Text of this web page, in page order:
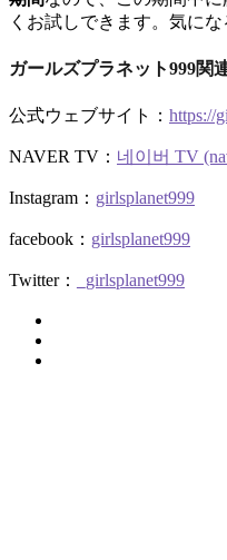
くお試しできます。気に
ガールズプラネット999関
公式ウェブサイト： https://
NAVER TV： 네이버 TV
Instagram： girlsplanet999
facebook： girlsplanet999
Twitter： _girlsplanet999